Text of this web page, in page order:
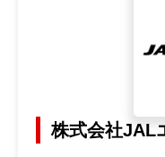
株式会社JAL